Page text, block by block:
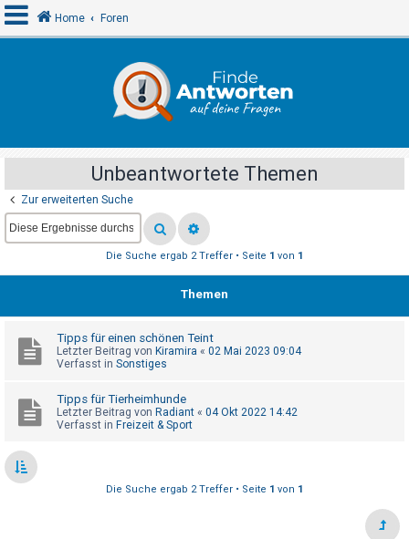
e
l
d
e
n
e
g
s
t
i
e
Home Foren
Unbeantwortete Themen
Zur erweiterten Suche
Die Suche ergab 2 Treffer • Seite 1 von 1
Themen
Tipps für einen schönen Teint
Letzter Beitrag von Kiramira « 02 Mai 2023 09:04
Verfasst in Sonstiges
Tipps für Tierheimhunde
Letzter Beitrag von Radiant « 04 Okt 2022 14:42
Verfasst in Freizeit & Sport
Die Suche ergab 2 Treffer • Seite 1 von 1